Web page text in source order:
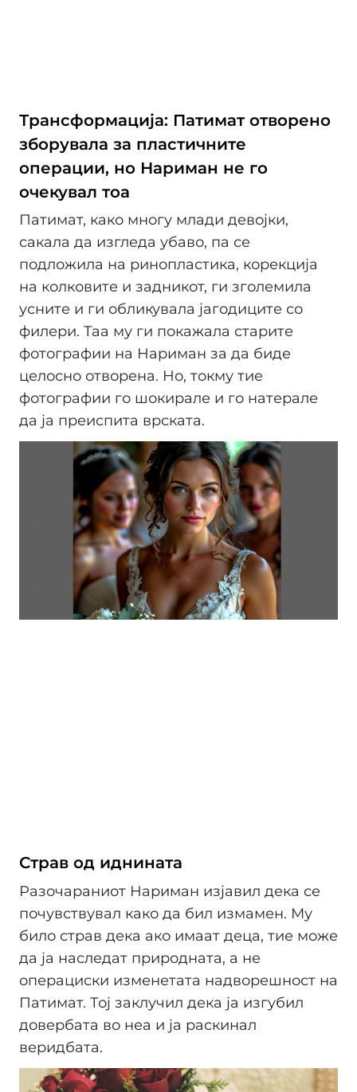
Трансформација: Патимат отворено
зборувала за пластичните
операции, но Нариман не го
очекувал тоа
Патимат, како многу млади девојки,
сакала да изгледа убаво, па се
подложила на ринопластика, корекција
на колковите и задникот, ги зголемила
усните и ги обликувала јагодиците со
филери. Таа му ги покажала старите
фотографии на Нариман за да биде
целосно отворена. Но, токму тие
фотографии го шокирале и го натерале
да ја преиспита врската.
Страв од иднината
Разочараниот Нариман изјавил дека се
почувствувал како да бил измамен. Му
било страв дека ако имаат деца, тие може
да ја наследат природната, а не
операциски изменетата надворешност на
Патимат. Тој заклучил дека ја изгубил
довербата во неа и ја раскинал
веридбата.